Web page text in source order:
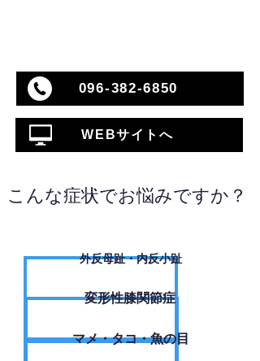
096-382-6850
WEBサイトへ
こんな症状でお悩みですか？
外反母趾・内反小趾
変形性膝関節症
​マメ・タコ・魚の目